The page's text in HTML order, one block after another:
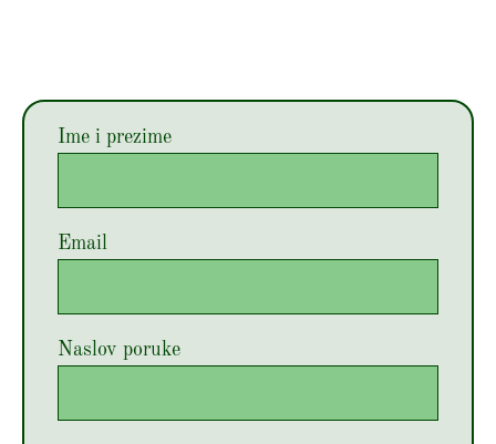
Ime i prezime
Email
Naslov poruke